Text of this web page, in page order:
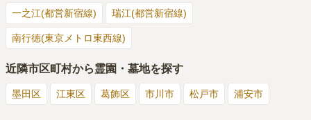
一之江(都営新宿線) 瑞江(都営新宿線)
南行徳(東京メトロ東西線)
近隣市区町村から霊園・墓地を探す
墨田区 江東区 葛飾区 市川市 松戸市 浦安市